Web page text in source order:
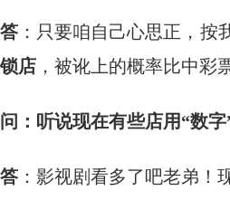
答 ：只要咱自己心思正，按
锁店 ，被讹上的概率比中
问：听说现在有些店用“数
答 ：影视剧看多了吧老弟！